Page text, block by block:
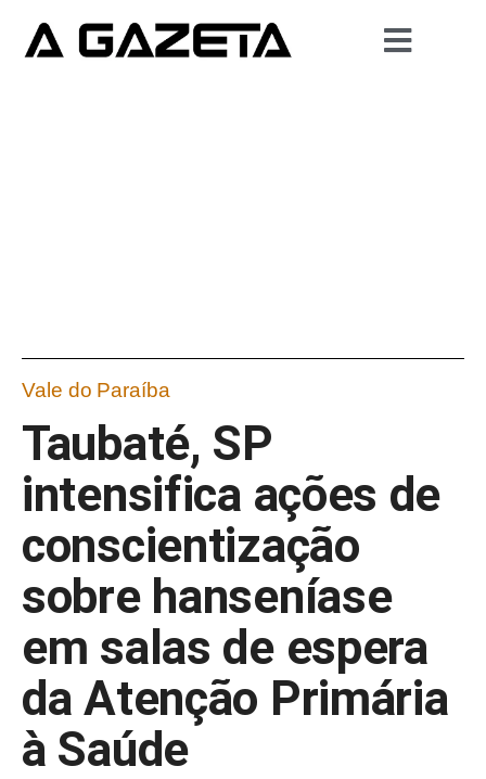
Vale do Paraíba
Taubaté, SP
intensifica ações de
conscientização
sobre hanseníase
em salas de espera
da Atenção Primária
à Saúde